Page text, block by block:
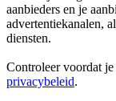
aanbieders en je
advertentiekanalen,
diensten.
Controleer voordat
privacybeleid.